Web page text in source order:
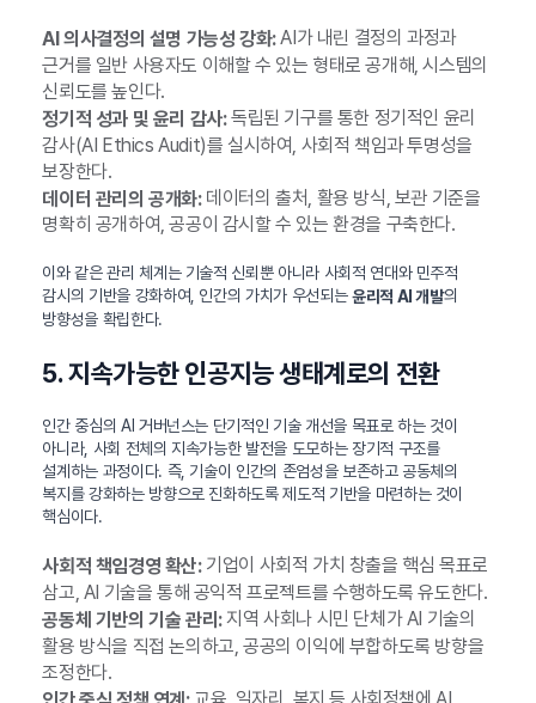
AI 의사결정의 설명 가능성 강화:AI가 내린 결정의 과정과
근거를 일반 사용자도 이해할 수 있는 형태로 공개해, 시스템의
신뢰도를 높인다.
정기적 성과 및 윤리 감사:독립된 기구를 통한 정기적인 윤리
감사(AI Ethics Audit)를 실시하여, 사회적 책임과 투명성을
보장한다.
데이터 관리의 공개화:데이터의 출처, 활용 방식, 보관 기준을
명확히 공개하여, 공공이 감시할 수 있는 환경을 구축한다.
이와 같은 관리 체계는 기술적 신뢰뿐 아니라 사회적 연대와 민주적
감시의 기반을 강화하여, 인간의 가치가 우선되는윤리적 AI 개발의
방향성을 확립한다.
5. 지속가능한 인공지능 생태계로의 전환
인간 중심의 AI 거버넌스는 단기적인 기술 개선을 목표로 하는 것이
아니라, 사회 전체의 지속가능한 발전을 도모하는 장기적 구조를
설계하는 과정이다. 즉, 기술이 인간의 존엄성을 보존하고 공동체의
복지를 강화하는 방향으로 진화하도록 제도적 기반을 마련하는 것이
핵심이다.
사회적 책임경영 확산:기업이 사회적 가치 창출을 핵심 목표로
삼고, AI 기술을 통해 공익적 프로젝트를 수행하도록 유도한다.
공동체 기반의 기술 관리:지역 사회나 시민 단체가 AI 기술의
활용 방식을 직접 논의하고, 공공의 이익에 부합하도록 방향을
조정한다.
교육, 일자리, 복지 등 사회정책에 AI